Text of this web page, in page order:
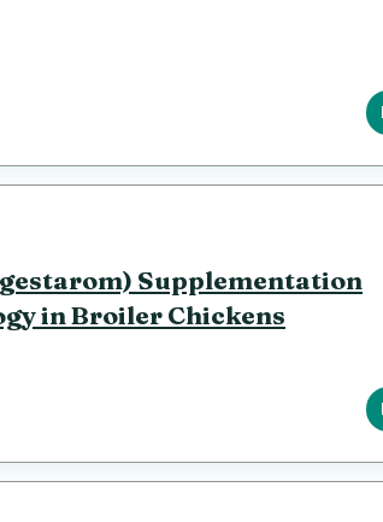
Supplementation
in Broiler Chickens